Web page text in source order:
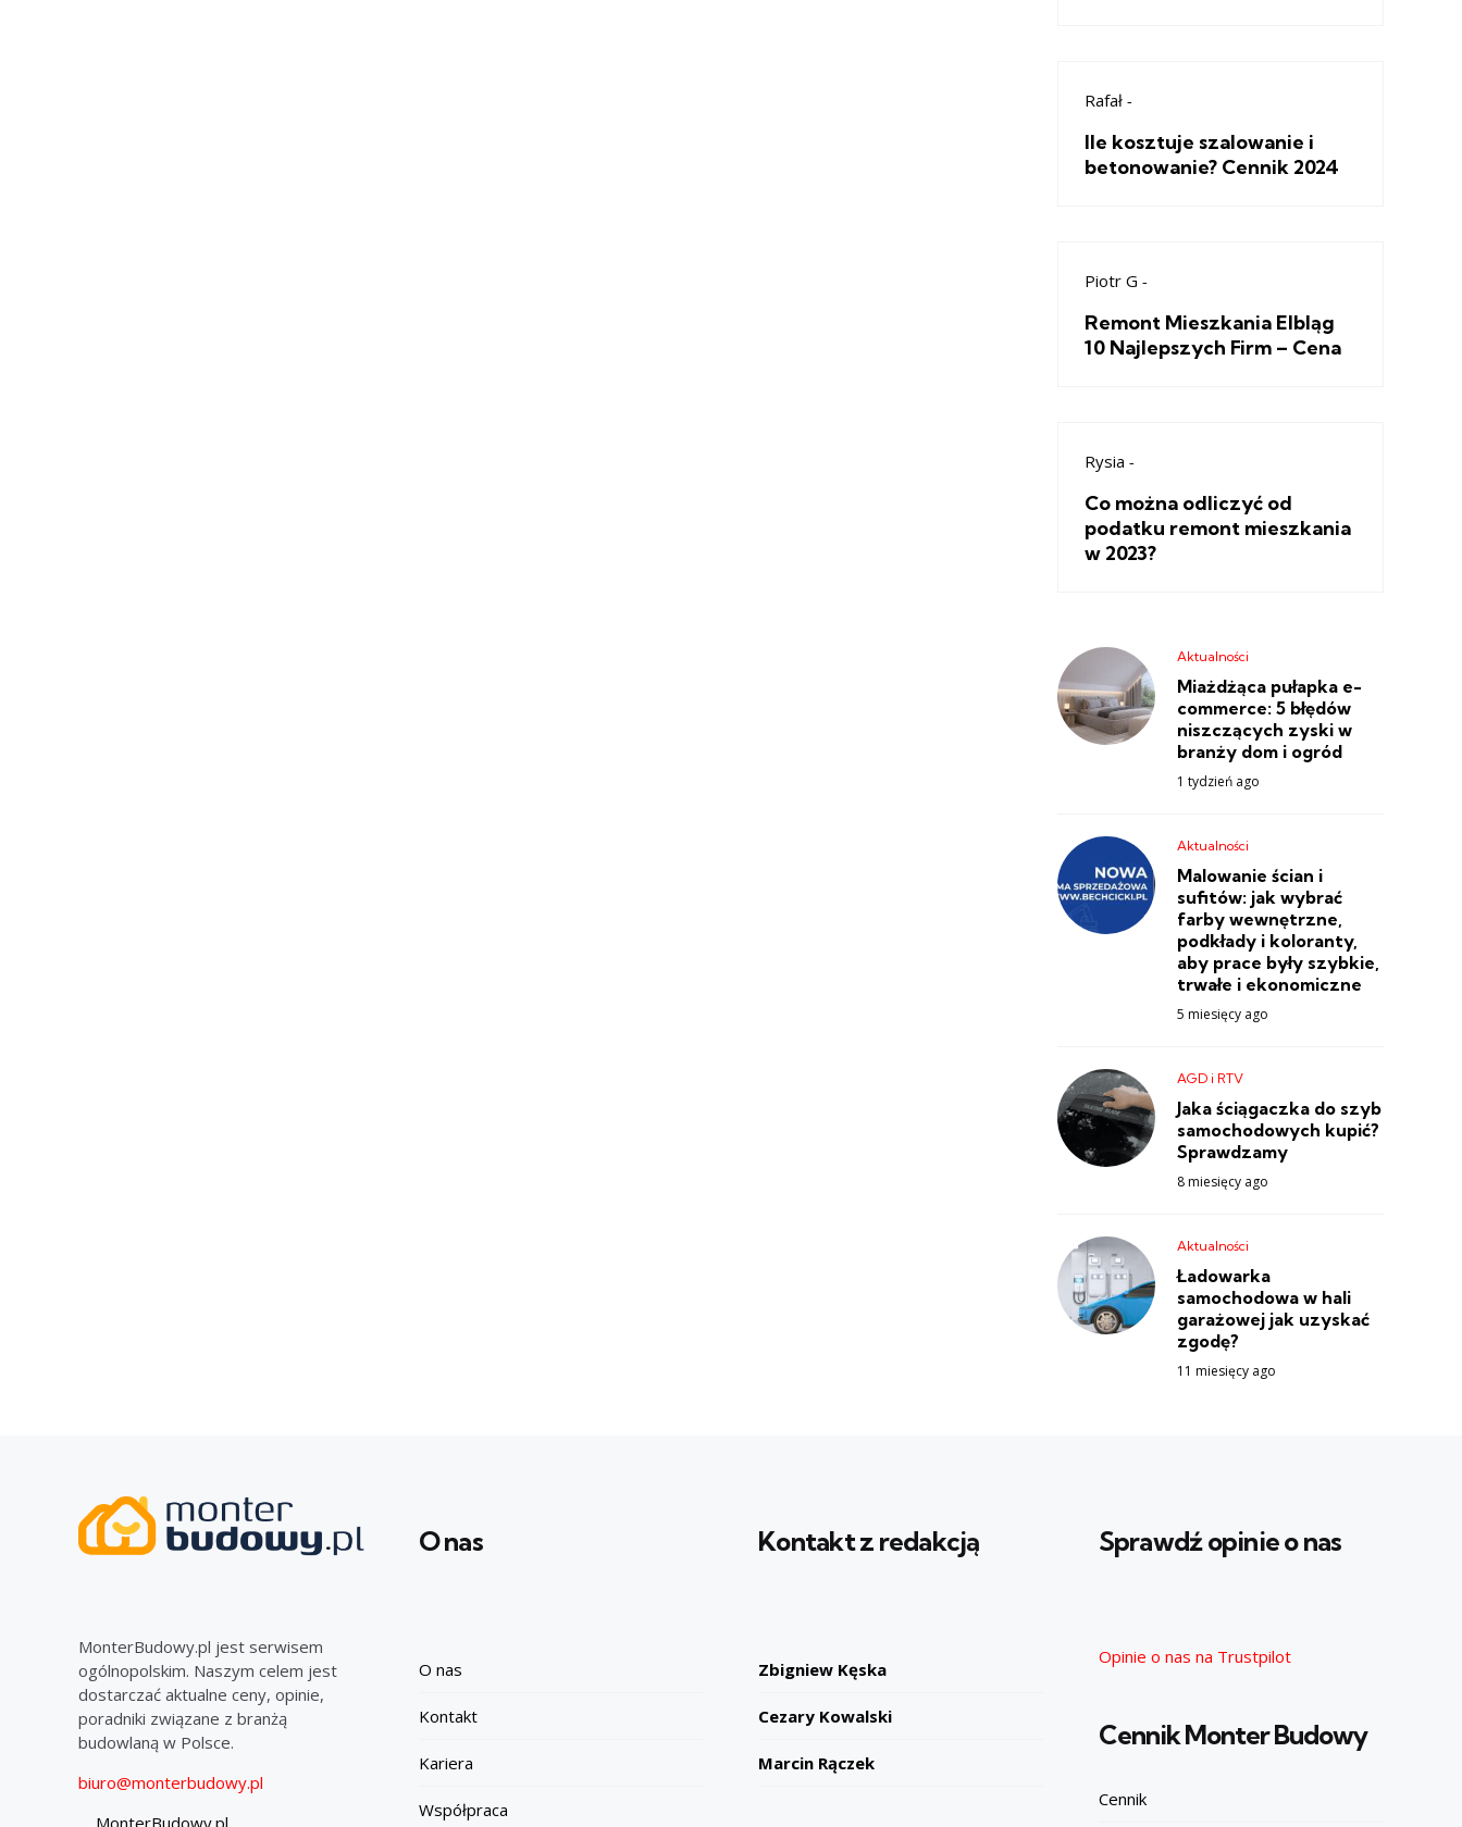
Rafał -
Ile kosztuje szalowanie i
betonowanie? Cennik 2024
Piotr G -
Remont Mieszkania Elbląg
10 Najlepszych Firm – Cena
Rysia -
Co można odliczyć od
podatku remont mieszkania
w 2023?
Aktualności
Miażdżąca pułapka e-
commerce: 5 błędów
niszczących zyski w
branży dom i ogród
1 tydzień ago
Aktualności
Malowanie ścian i
sufitów: jak wybrać
farby wewnętrzne,
podkłady i koloranty,
aby prace były szybkie,
trwałe i ekonomiczne
5 miesięcy ago
AGD i RTV
Jaka ściągaczka do szyb
samochodowych kupić?
Sprawdzamy
8 miesięcy ago
Aktualności
Ładowarka
samochodowa w hali
garażowej jak uzyskać
zgodę?
11 miesięcy ago
MonterBudowy.pl jest serwisem
ogólnopolskim. Naszym celem jest
dostarczać aktualne ceny, opinie,
poradniki związane z branżą
budowlaną w Polsce.
biuro@monterbudowy.pl
MonterBudowy.pl
O nas
O nas
Kontakt
Kariera
Współpraca
Kontakt z redakcją
Zbigniew Kęska
Cezary Kowalski
Marcin Rączek
Sprawdź opinie o nas
Opinie o nas na Trustpilot
Cennik Monter Budowy
Cennik